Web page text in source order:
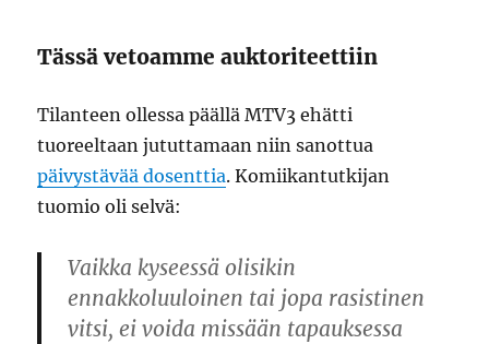
Tässä vetoamme auktoriteettiin
Tilanteen ollessa päällä MTV3 ehätti
tuoreeltaan jututtamaan niin sanottua
päivystävää dosenttia. Komiikantutkijan
tuomio oli selvä:
Vaikka kyseessä olisikin
ennakkoluuloinen tai jopa rasistinen
vitsi, ei voida missään tapauksessa